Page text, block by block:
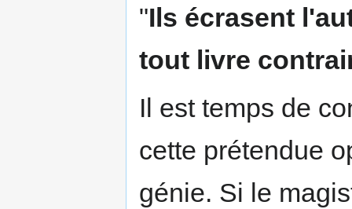
"Ils écrasent
tout livre
Il est temps de
cette prétendue
génie. Si le